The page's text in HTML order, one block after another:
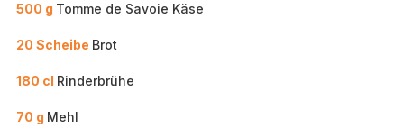
500 g Tomme de Savoie Käse
20 Scheibe Brot
180 cl Rinderbrühe
70 g Mehl